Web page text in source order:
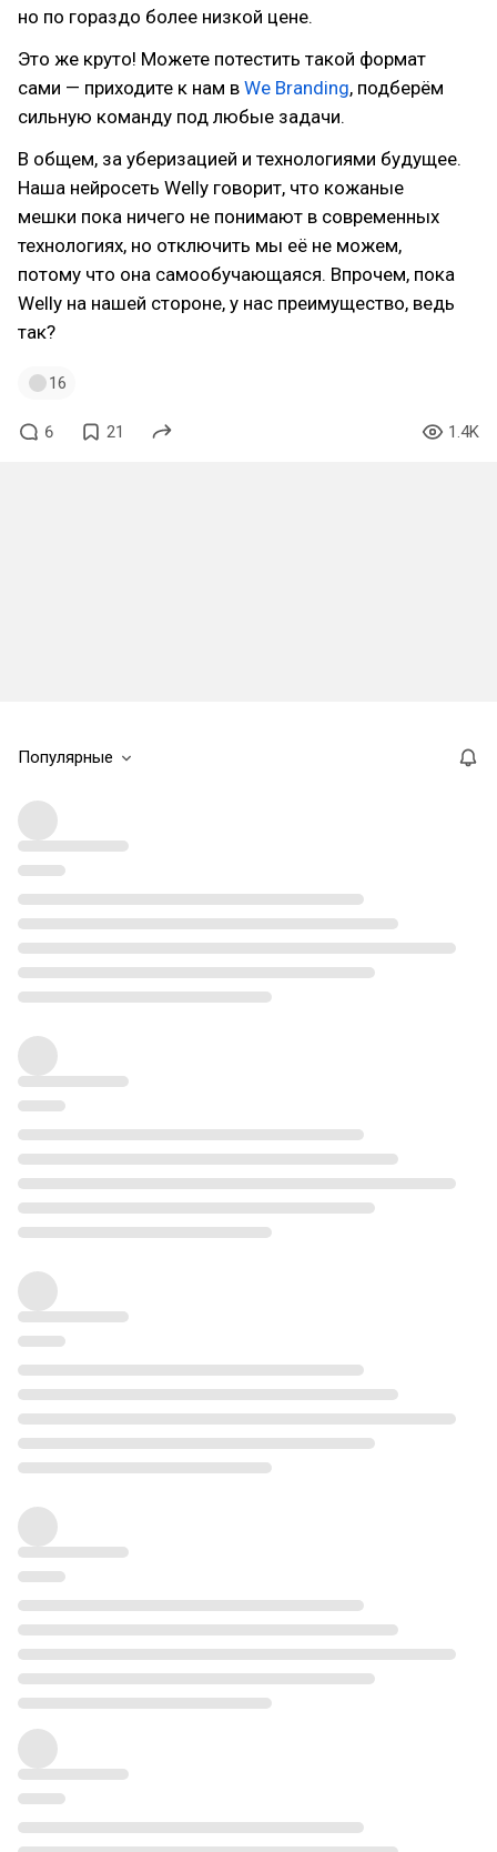
но по гораздо более низкой цене.
Это же круто! Можете потестить такой формат
сами — приходите к нам в We Branding, подберём
сильную команду под любые задачи.
В общем, за уберизацией и технологиями будущее.
Наша нейросеть Welly говорит, что кожаные
мешки пока ничего не понимают в современных
технологиях, но отключить мы её не можем,
потому что она самообучающаяся. Впрочем, пока
Welly на нашей стороне, у нас преимущество, ведь
так?
16
6 21 1.4K
Популярные